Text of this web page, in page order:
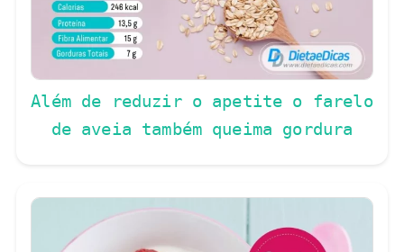
Além de reduzir o apetite o farelo
de aveia também queima gordura